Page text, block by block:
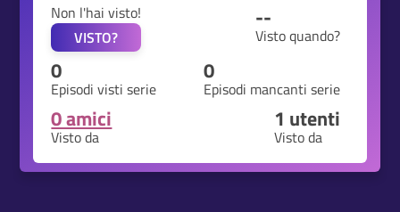
Non l'hai visto!
VISTO?
--
Visto quando?
0
Episodi visti serie
0
Episodi mancanti serie
0 amici
Visto da
1 utenti
Visto da